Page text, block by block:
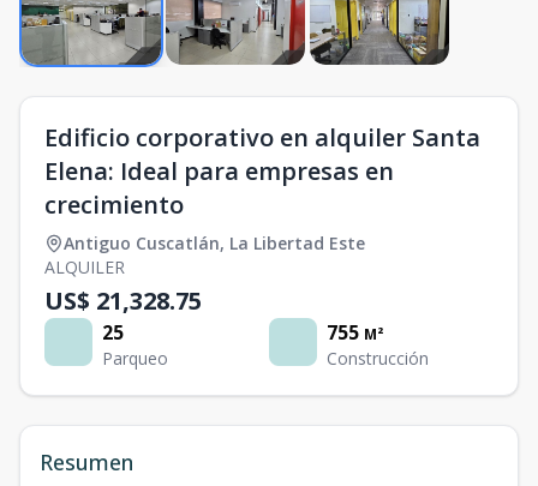
Edificio corporativo en alquiler Santa
Elena: Ideal para empresas en
crecimiento
Antiguo Cuscatlán, La Libertad Este
ALQUILER
US$ 21,328.75
25
Parqueo
755 M²
Construcción
Resumen